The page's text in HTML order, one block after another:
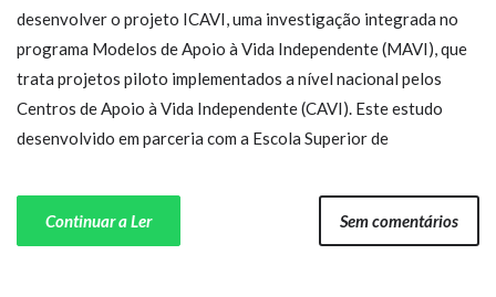
desenvolver o projeto ICAVI, uma investigação integrada no
programa Modelos de Apoio à Vida Independente (MAVI), que
trata projetos piloto implementados a nível nacional pelos
Centros de Apoio à Vida Independente (CAVI). Este estudo
desenvolvido em parceria com a Escola Superior de
Continuar a Ler Sem comentários